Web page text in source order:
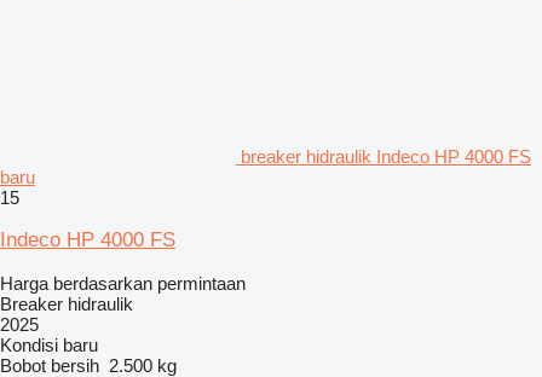
breaker hidraulik Indeco HP 4000 FS
baru
15
Indeco HP 4000 FS
Harga berdasarkan permintaan
Breaker hidraulik
2025
Kondisi baru
Bobot bersih 2.500 kg